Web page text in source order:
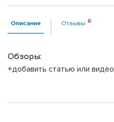
Описание Отзывы
Обзоры:
+добавить статью или видео